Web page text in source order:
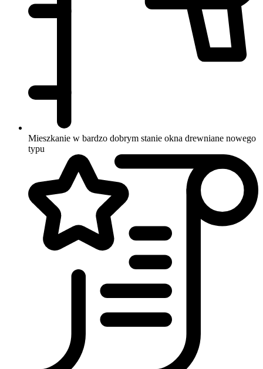
Mieszkanie w bardzo dobrym stanie okna drewniane nowego
typu